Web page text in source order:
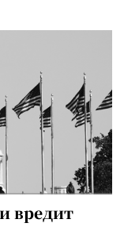
вредит